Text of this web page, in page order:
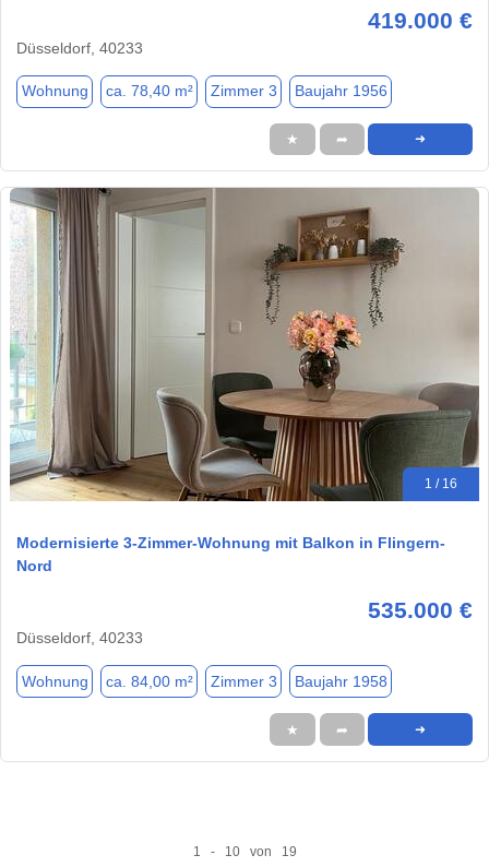
419.000 €
Düsseldorf, 40233
Wohnung ca. 78,40 m² Zimmer 3 Baujahr 1956
★ ➦ ➜
1 / 16
Modernisierte 3-Zimmer-Wohnung mit Balkon in Flingern-
Nord
535.000 €
Düsseldorf, 40233
Wohnung ca. 84,00 m² Zimmer 3 Baujahr 1958
★ ➦ ➜
1 - 10 von 19